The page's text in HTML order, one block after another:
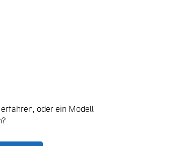
oder ein Modell